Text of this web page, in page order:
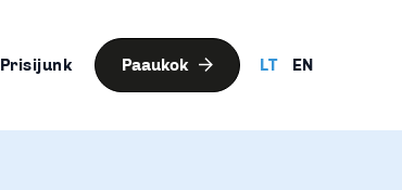
Prisijunk Paaukok LT EN